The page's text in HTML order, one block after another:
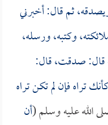
ثم قال: أخبرني
وكتبه، ورسله،
قال: صدقت، قال:
تراه فإن لم تكن تراه
الله عليه وسلم (أن